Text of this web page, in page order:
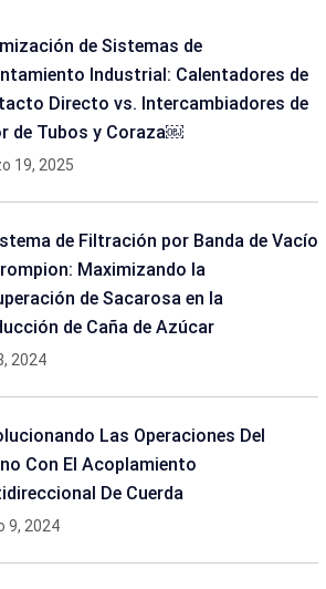
de Sistemas de
Industrial: Calentadores de
Directo vs. Intercambiadores de
de Tubos y Coraza￼
19, 2025
de Filtración por Banda de Vacío
Maximizando la
de Sacarosa en la
de Caña de Azúcar
2024
Las Operaciones Del
Con El Acoplamiento
De Cuerda
9, 2024